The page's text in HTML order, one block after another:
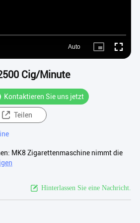
Auto
Picture- Fullscreen
Cig/Minute
Kontaktieren Sie uns jetzt
Teilen
MK8 Zigarettenmaschine nimmt die
Hinterlassen Sie eine Nachricht.